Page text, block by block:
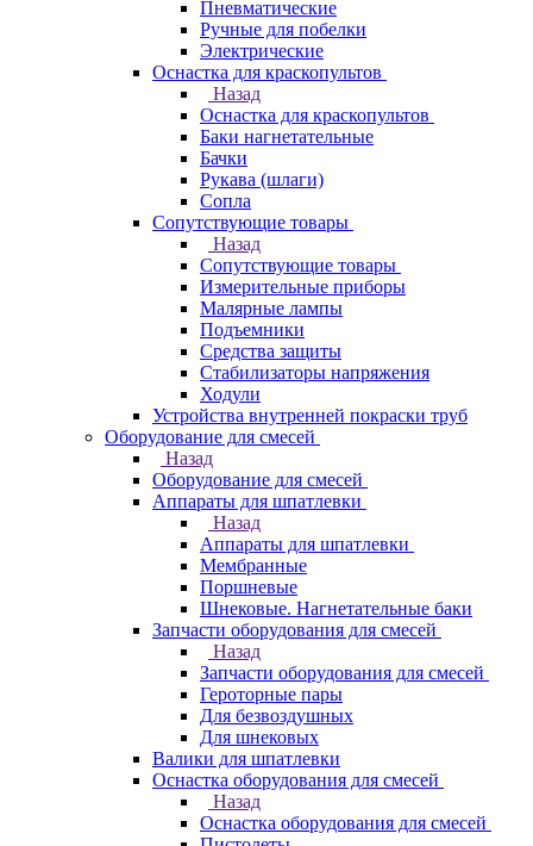
Пневматические
Ручные для побелки
Электрические
Оснастка для краскопультов
Назад
Оснастка для краскопультов
Баки нагнетательные
Бачки
Рукава (шлаги)
Сопла
Сопутствующие товары
Назад
Сопутствующие товары
Измерительные приборы
Малярные лампы
Подъемники
Средства защиты
Стабилизаторы напряжения
Ходули
Устройства внутренней покраски труб
Оборудование для смесей
Назад
Оборудование для смесей
Аппараты для шпатлевки
Назад
Аппараты для шпатлевки
Мембранные
Поршневые
Шнековые. Нагнетательные баки
Запчасти оборудования для смесей
Назад
Запчасти оборудования для смесей
Героторные пары
Для безвоздушных
Для шнековых
Валики для шпатлевки
Оснастка оборудования для смесей
Назад
Оснастка оборудования для смесей